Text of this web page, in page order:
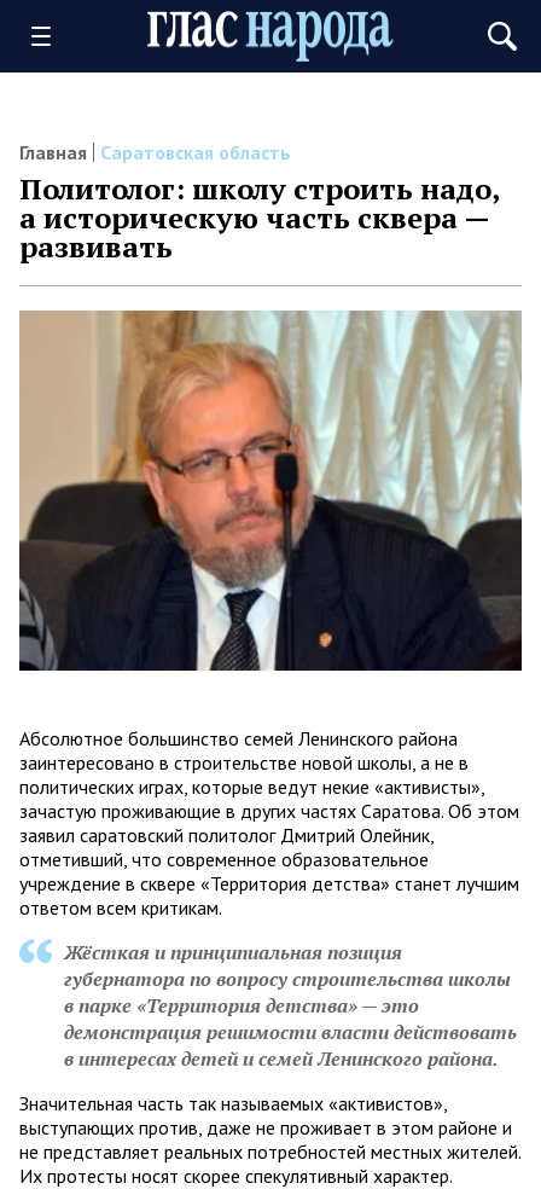
Главная Саратовская область
Политолог: школу строить надо,
а историческую часть сквера —
развивать
Абсолютное большинство семей Ленинского района
заинтересовано в строительстве новой школы, а не в
политических играх, которые ведут некие «активисты»,
зачастую проживающие в других частях Саратова. Об этом
заявил саратовский политолог Дмитрий Олейник,
отметивший, что современное образовательное
учреждение в сквере «Территория детства» станет лучшим
ответом всем критикам.
Жёсткая и принципиальная позиция
губернатора по вопросу строительства школы
в парке «Территория детства» — это
демонстрация решимости власти действовать
в интересах детей и семей Ленинского района.
Значительная часть так называемых «активистов»,
выступающих против, даже не проживает в этом районе и
не представляет реальных потребностей местных жителей.
Их протесты носят скорее спекулятивный характер.